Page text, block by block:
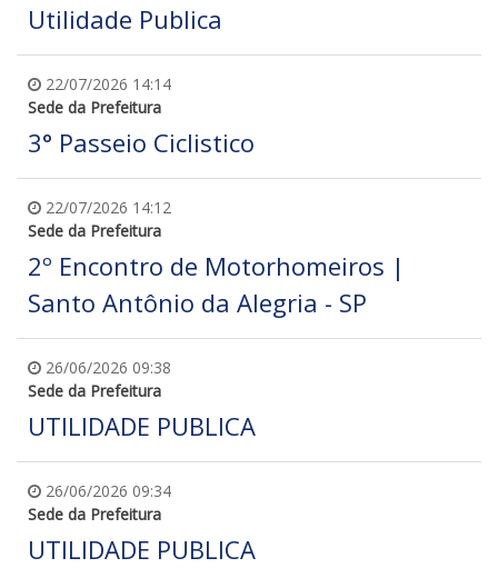
Utilidade Publica
22/07/2026 14:14
Sede da Prefeitura
3° Passeio Ciclistico
22/07/2026 14:12
Sede da Prefeitura
2º Encontro de Motorhomeiros |
Santo Antônio da Alegria - SP
26/06/2026 09:38
Sede da Prefeitura
UTILIDADE PUBLICA
26/06/2026 09:34
Sede da Prefeitura
UTILIDADE PUBLICA